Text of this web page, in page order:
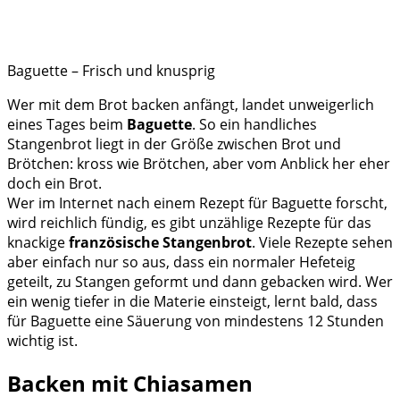
Baguette – Frisch und knusprig
Wer mit dem Brot backen anfängt, landet unweigerlich
eines Tages beim Baguette. So ein handliches
Stangenbrot liegt in der Größe zwischen Brot und
Brötchen: kross wie Brötchen, aber vom Anblick her eher
doch ein Brot.
Wer im Internet nach einem Rezept für Baguette forscht,
wird reichlich fündig, es gibt unzählige Rezepte für das
knackigefranzösische Stangenbrot. Viele Rezepte sehen
aber einfach nur so aus, dass ein normaler Hefeteig
geteilt, zu Stangen geformt und dann gebacken wird. Wer
ein wenig tiefer in die Materie einsteigt, lernt bald, dass
für Baguette eine Säuerung von mindestens 12 Stunden
wichtig ist.
Backen mit Chiasamen